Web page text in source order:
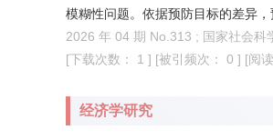
模糊性问题。依据预防目标的差异
方面是不确定性规制的风险防范，
部制度落地双向推进。基于此，应
2026 年 04 期 No.313 ; 国家社会科
[下载次数： 1 ] [被引频次： 0 ] [阅
经济学研究